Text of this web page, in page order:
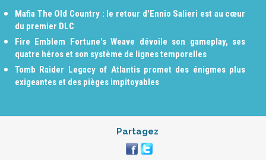
Mafia The Old Country : le retour d'Ennio Salieri est au cœur
du premier DLC
Fire Emblem Fortune's Weave dévoile son gameplay, ses
quatre héros et son système de lignes temporelles
Tomb Raider Legacy of Atlantis promet des énigmes plus
exigeantes et des pièges impitoyables
Partagez